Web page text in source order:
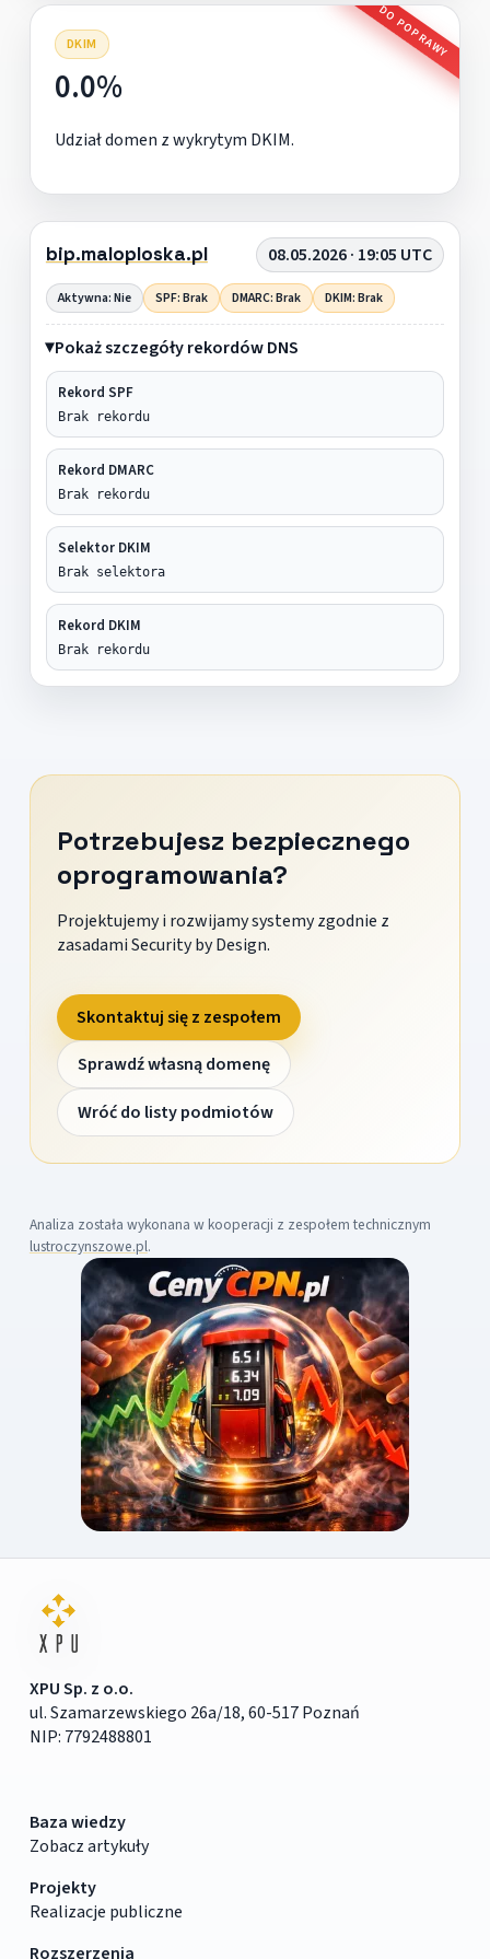
DKIM DO POPRAWY
0.0%
Udział domen z wykrytym DKIM.
bip.maloploska.pl 08.05.2026 · 19:05 UTC
Aktywna: Nie SPF: Brak DMARC: Brak DKIM: Brak
Pokaż szczegóły rekordów DNS
Rekord SPF
Brak rekordu
Rekord DMARC
Brak rekordu
Selektor DKIM
Brak selektora
Rekord DKIM
Brak rekordu
Potrzebujesz bezpiecznego
oprogramowania?
Projektujemy i rozwijamy systemy zgodnie z
zasadami Security by Design.
Skontaktuj się z zespołem
Sprawdź własną domenę
Wróć do listy podmiotów
Analiza została wykonana w kooperacji z zespołem technicznym
lustroczynszowe.pl.
XPU Sp. z o.o.
ul. Szamarzewskiego 26a/18, 60-517 Poznań
NIP: 7792488801
Baza wiedzy
Zobacz artykuły
Projekty
Realizacje publiczne
Rozszerzenia